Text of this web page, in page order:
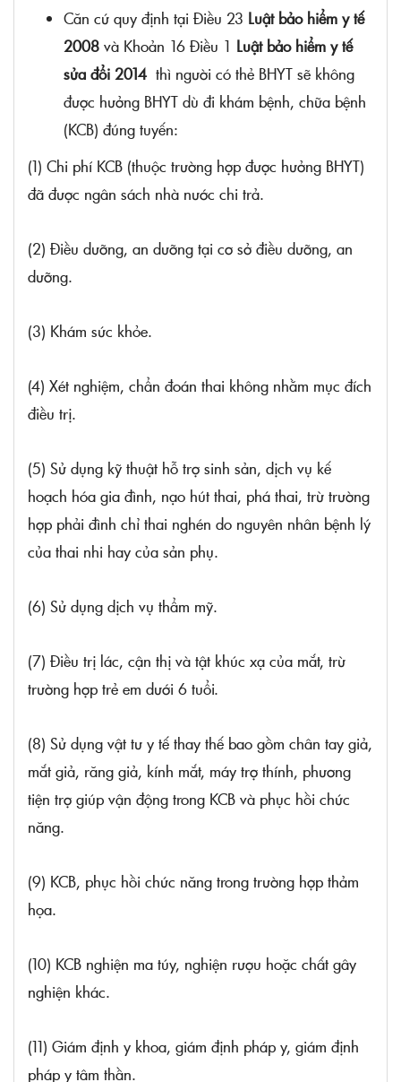
Căn cứ quy định tại Điều 23 Luật bảo hiểm y tế
2008 và Khoản 16 Điều 1 Luật bảo hiểm y tế
sửa đổi 2014thì người có thẻ BHYT sẽ không
được hưởng BHYT dù đi khám bệnh, chữa bệnh
(KCB) đúng tuyến:
(1) Chi phí KCB (thuộc trường hợp được hưởng BHYT)
đã được ngân sách nhà nước chi trả.
(2) Điều dưỡng, an dưỡng tại cơ sở điều dưỡng, an
dưỡng.
(3) Khám sức khỏe.
(4) Xét nghiệm, chẩn đoán thai không nhằm mục đích
điều trị.
(5) Sử dụng kỹ thuật hỗ trợ sinh sản, dịch vụ kế
hoạch hóa gia đình, nạo hút thai, phá thai, trừ trường
hợp phải đình chỉ thai nghén do nguyên nhân bệnh lý
của thai nhi hay của sản phụ.
(6) Sử dụng dịch vụ thẩm mỹ.
(7) Điều trị lác, cận thị và tật khúc xạ của mắt, trừ
trường hợp trẻ em dưới 6 tuổi.
(8) Sử dụng vật tư y tế thay thế bao gồm chân tay giả,
mắt giả, răng giả, kính mắt, máy trợ thính, phương
tiện trợ giúp vận động trong KCB và phục hồi chức
năng.
(9) KCB, phục hồi chức năng trong trường hợp thảm
họa.
(10) KCB nghiện ma túy, nghiện rượu hoặc chất gây
nghiện khác.
(11) Giám định y khoa, giám định pháp y, giám định
pháp y tâm thần.